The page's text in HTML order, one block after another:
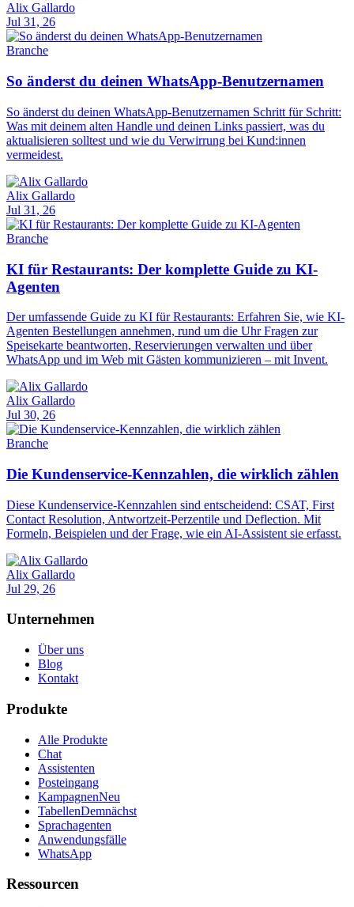
Alix Gallardo
Jul 31, 26
Branche
So änderst du deinen WhatsApp-Benutzernamen
So änderst du deinen WhatsApp-Benutzernamen Schritt für Schritt:
Was mit deinem alten Handle und deinen Links passiert, was du
aktualisieren solltest und wie du Verwirrung bei Kund:innen
vermeidest.
Alix Gallardo
Jul 31, 26
Branche
KI für Restaurants: Der komplette Guide zu KI-
Agenten
Der umfassende Guide zu KI für Restaurants: Erfahren Sie, wie KI-
Agenten Bestellungen annehmen, rund um die Uhr Fragen zur
Speisekarte beantworten, Reservierungen verwalten und über
WhatsApp und im Web mit Gästen kommunizieren – mit Invent.
Alix Gallardo
Jul 30, 26
Branche
Die Kundenservice-Kennzahlen, die wirklich zählen
Diese Kundenservice-Kennzahlen sind entscheidend: CSAT, First
Contact Resolution, Antwortzeit-Perzentile und Deflection. Mit
Formeln, Beispielen und der Frage, wie ein AI-Assistent sie erfasst.
Alix Gallardo
Jul 29, 26
Unternehmen
Über uns
Blog
Kontakt
Produkte
Alle Produkte
Chat
Assistenten
Posteingang
KampagnenNeu
TabellenDemnächst
Sprachagenten
Anwendungsfälle
WhatsApp
Ressourcen